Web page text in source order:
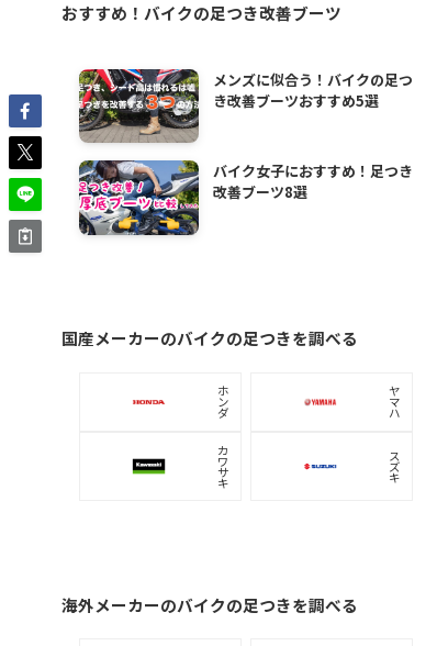
おすすめ！バイクの足つき改善ブーツ
メンズに似合う！バイクの足つ
き改善ブーツおすすめ5選
バイク女子におすすめ！足つき
改善ブーツ8選
国産メーカーのバイクの足つきを調べる
ホ
ン
ダ
ヤ
マ
ハ
カ
ワ
サ
キ
ス
ズ
キ
海外メーカーのバイクの足つきを調べる